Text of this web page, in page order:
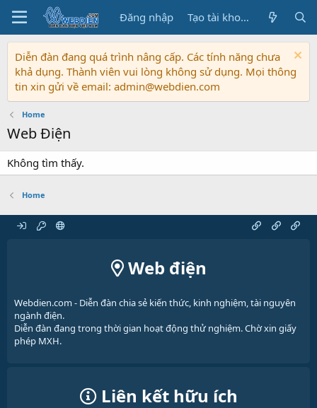
Đăng nhập Tạo tài khoản
Diễn đàn đang quá trình nâng cấp. Các tính năng chưa
khả dụng. Thành viên vui lòng không sử dụng. Mọi thông
tin xin gửi về email: admin@webdien.com
Home
Web Điện
Không tìm thấy.
Home
Web điện
Webdien.com - Diễn đàn chia sẻ kiến thức, kinh nghiệm, tài nguyên
ngành điện.
Diễn đàn đang trong thời gian hoạt động thử nghiệm. Chờ xin giấy
phép MXH.
Liên kết hữu ích